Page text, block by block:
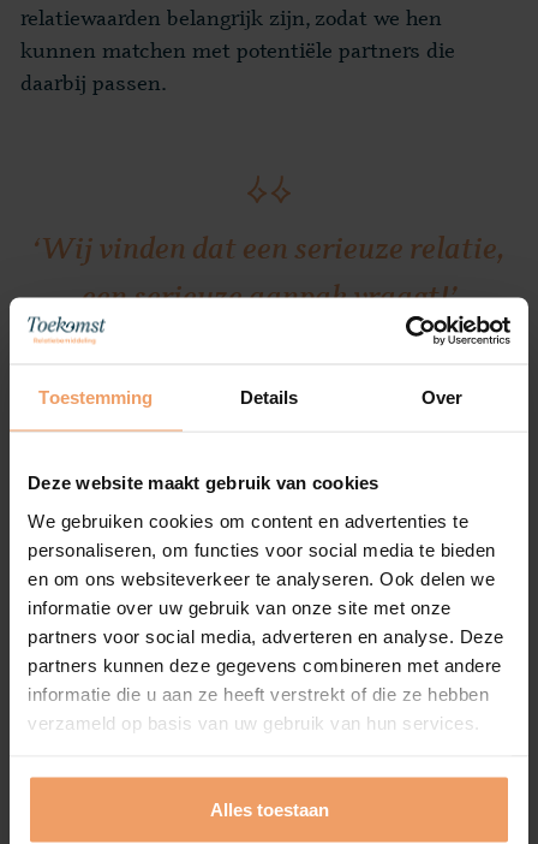
Toestemming Details Over
Deze website maakt gebruik van cookies
We gebruiken cookies om content en advertenties te
personaliseren, om functies voor social media te bieden
en om ons websiteverkeer te analyseren. Ook delen we
informatie over uw gebruik van onze site met onze
partners voor social media, adverteren en analyse. Deze
partners kunnen deze gegevens combineren met andere
informatie die u aan ze heeft verstrekt of die ze hebben
verzameld op basis van uw gebruik van hun services.
Alles toestaan
relatiewaarden belangrijk zijn, zodat we hen
kunnen matchen met potentiële partners die
daarbij passen.
‘Wij vinden dat een serieuze relatie,
een serieuze aanpak vraagt!’
Conclusie
Dus ja, na je scheiding kan het voelen alsof je
verdwaald bent in de liefde, maar het is ook een
kans voor groei en zelfontdekking. Als
relatiebemiddelingsbureau gespecialiseerd in
partner search op maat begeleiden wij singles van
55 tot 75 jaar bij dit proces door hen te helpen hun
partnerwensen te begrijpen, liefdessaboteurs te
relaties. Door open gesprekken te stimuleren en
bewuste keuzes te maken, kunnen we hen helpen